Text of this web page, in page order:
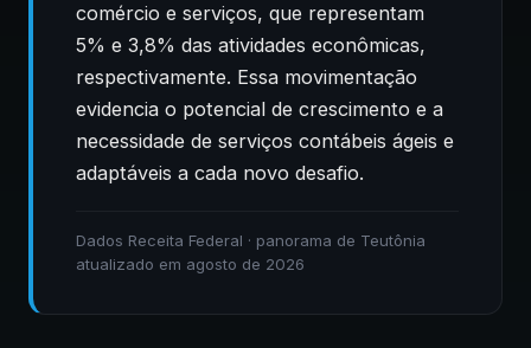
comércio e serviços, que representam
5% e 3,8% das atividades econômicas,
respectivamente. Essa movimentação
evidencia o potencial de crescimento e a
necessidade de serviços contábeis ágeis e
adaptáveis a cada novo desafio.
Dados Receita Federal · panorama de Teutônia
atualizado em agosto de 2026